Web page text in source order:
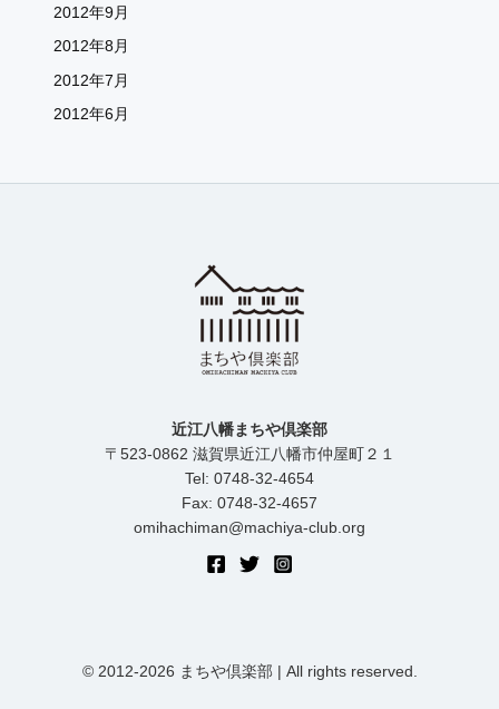
2012年9月
2012年8月
2012年7月
2012年6月
近江八幡まちや倶楽部
〒523-0862 滋賀県近江八幡市仲屋町２１
Tel: 0748-32-4654
Fax: 0748-32-4657
omihachiman@machiya-club.org
© 2012-2026 まちや倶楽部 | All rights reserved.